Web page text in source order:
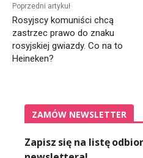
Poprzedni artykuł
Rosyjscy komuniści chcą
zastrzec prawo do znaku
rosyjskiej gwiazdy. Co na to
Heineken?
ZAMÓW NEWSLETTER
Zapisz się na listę